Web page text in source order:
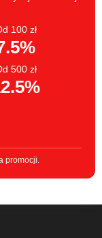
100 zł
500 zł
promocji.